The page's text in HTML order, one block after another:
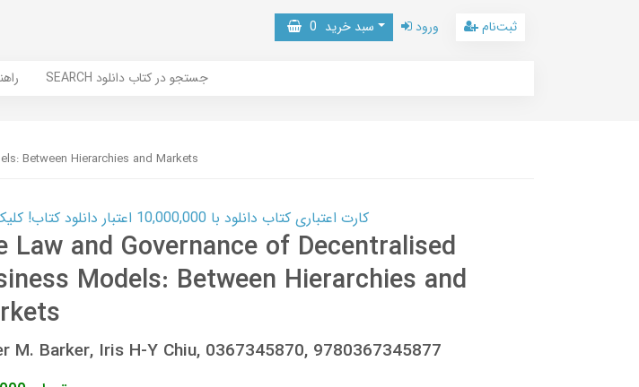
سبد خرید 0 ورود ثبت‌نام
SEARCH جستجو در کتاب دانلود
Between Hierarchies and Markets
کارت اعتباری کتاب دانلود با 10,000,000 اعتبار دانلود کتاب! کلیک کنید
Law and Governance of Decentralised
Models: Between Hierarchies and
M. Barker, Iris H-Y Chiu, 0367345870, 9780367345877